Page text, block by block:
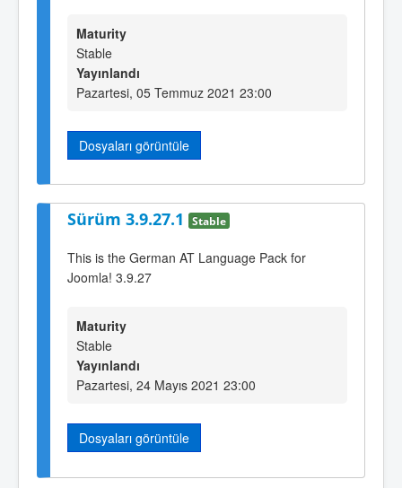
Maturity
Stable
Yayınlandı
Pazartesi, 05 Temmuz 2021 23:00
Dosyaları görüntüle
Sürüm 3.9.27.1 Stable
This is the German AT Language Pack for
Joomla! 3.9.27
Maturity
Stable
Yayınlandı
Pazartesi, 24 Mayıs 2021 23:00
Dosyaları görüntüle